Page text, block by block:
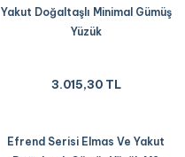
Yakut Doğaltaşlı Minimal Gümüş
Yüzük
3.015,30 TL
Efrend Serisi Elmas Ve Yakut